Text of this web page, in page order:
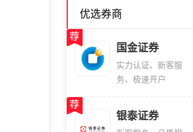
优选券商
国金证券
实力认证、新客服
务、极速开户
银泰证券